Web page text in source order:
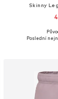
Skinny
Dostupné v
Poslední